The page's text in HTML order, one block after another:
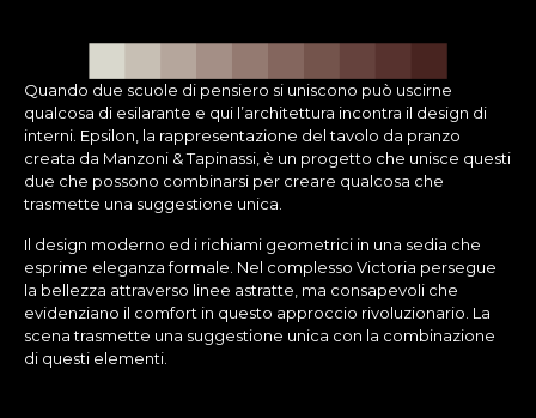
Quando due scuole di pensiero si uniscono può uscirne
qualcosa di esilarante e qui l’architettura incontra il design di
interni. Epsilon, la rappresentazione del tavolo da pranzo
creata da Manzoni & Tapinassi, è un progetto che unisce questi
due che possono combinarsi per creare qualcosa che
trasmette una suggestione unica.
Il design moderno ed i richiami geometrici in una sedia che
esprime eleganza formale. Nel complesso Victoria persegue
la bellezza attraverso linee astratte, ma consapevoli che
evidenziano il comfort in questo approccio rivoluzionario. La
scena trasmette una suggestione unica con la combinazione
di questi elementi.